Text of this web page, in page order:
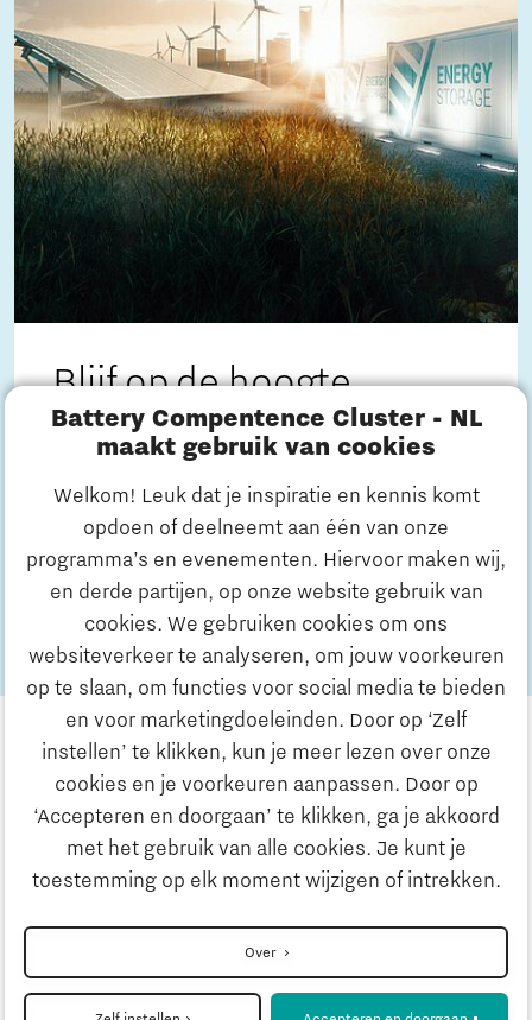
Battery Compentence Cluster - NL
maakt gebruik van cookies
Welkom! Leuk dat je inspiratie en kennis komt
opdoen of deelneemt aan één van onze
programma’s en evenementen. Hiervoor maken wij,
en derde partijen, op onze website gebruik van
cookies. We gebruiken cookies om ons
websiteverkeer te analyseren, om jouw voorkeuren
op te slaan, om functies voor social media te bieden
en voor marketingdoeleinden. Door op ‘Zelf
instellen’ te klikken, kun je meer lezen over onze
cookies en je voorkeuren aanpassen. Door op
‘Accepteren en doorgaan’ te klikken, ga je akkoord
met het gebruik van alle cookies. Je kunt je
toestemming op elk moment wijzigen of intrekken.
Over
Blijf op de hoogte
Wil je op de hoogte blijven van het laatste
Meld je dan aan voor de nieuwsbrief!
Klik hier!
Privacyverklaring
Disclaimer